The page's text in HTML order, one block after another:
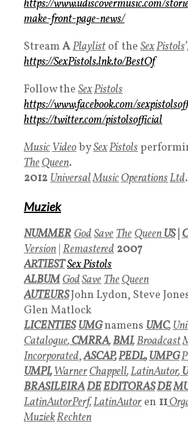
https://www.udiscovermusic.com/
make-front-page-news/
StreamAPlaylist of the SexPistols’
https://SexPistols.lnk.to/BestOf
Follow the SexPistols
https://www.facebook.com/
https://twitter.com/pistolsofficial
MusicVideobySexPistols
TheQueen.
2012UniversalMusicOperationsLtd.
Muziek
NUMMERGodSaveTheQueenUS
Version Remastered 2007
ARTIESTSex Pistols
ALBUMGodSaveTheQueen
AUTEURSJohn Lydon, Steve
Glen Matlock
LICENTIESUMGnamens UMC,
Catalogue,CMRRA,BMI,Broadcast
Incorporated,ASCAP,PEDL,UMPG
UMPI,WarnerChappell,LatinAutor,
BRASILEIRADEEDITORASDE
LatinAutorPerf,LatinAutor en 11
MuziekRechten